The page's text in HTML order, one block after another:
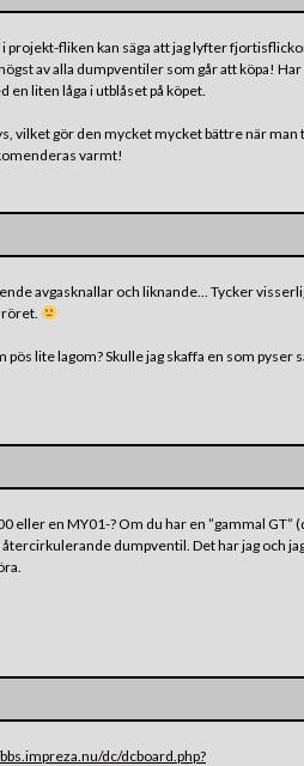
projekt-fliken kan säga att jag lyfter
av alla dumpventiler som går att köpa!
en liten låga i utblåset på köpet.
vilket gör den mycket mycket bättre när man
varmt!
avgasknallar och liknande… Tycker
lite lagom? Skulle jag skaffa en som pyser
eller en MY01-? Om du har en ”gammal GT”
dumpventil. Det har jag och
dc/dcboard.php?